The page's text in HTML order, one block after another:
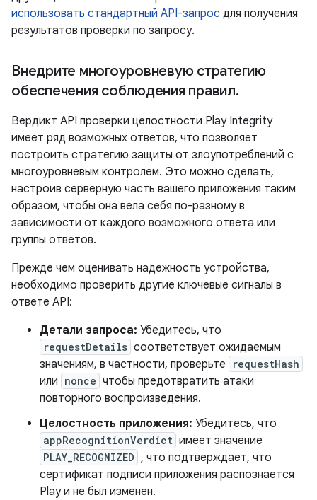
использовать стандартный API-запрос для получения
результатов проверки по запросу.
Внедрите многоуровневую стратегию
обеспечения соблюдения правил.
Вердикт API проверки целостности Play Integrity
имеет ряд возможных ответов, что позволяет
построить стратегию защиты от злоупотреблений с
многоуровневым контролем. Это можно сделать,
настроив серверную часть вашего приложения таким
образом, чтобы она вела себя по-разному в
зависимости от каждого возможного ответа или
группы ответов.
Прежде чем оценивать надежность устройства,
необходимо проверить другие ключевые сигналы в
ответе API:
Детали запроса: Убедитесь, что
requestDetails соответствует ожидаемым
значениям, в частности, проверьте
requestHash
или nonce чтобы предотвратить атаки
повторного воспроизведения.
Целостность приложения: Убедитесь, что
appRecognitionVerdict имеет значение
PLAY_RECOGNIZED , что подтверждает, что
сертификат подписи приложения распознается
Play и не был изменен.